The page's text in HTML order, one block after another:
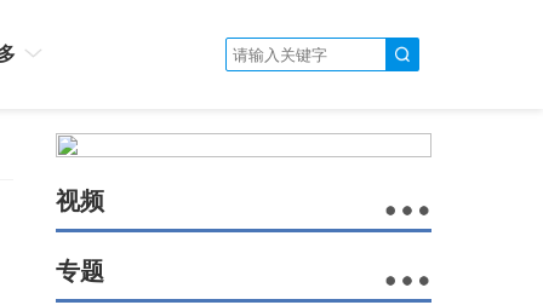
视频
专题